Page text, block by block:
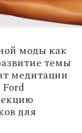
моды как
темы
медитации
для